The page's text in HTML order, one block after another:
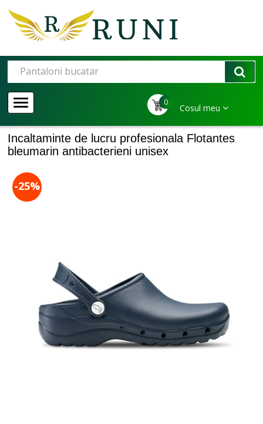
0
Cosul meu
Incaltaminte de lucru profesionala Flotantes
bleumarin antibacterieni unisex
-25%